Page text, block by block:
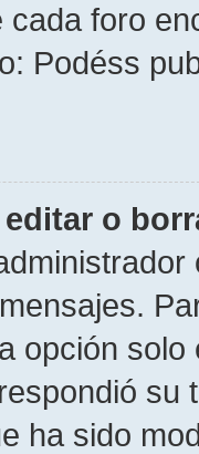
cada foro
Podéss
o
opción
ha sido